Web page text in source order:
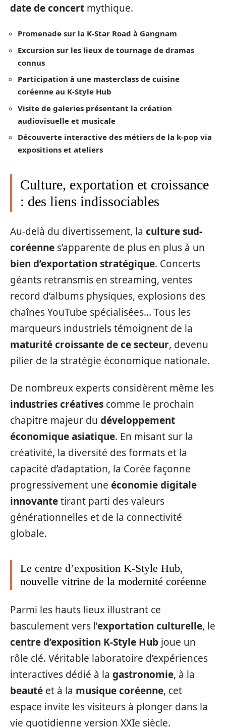
date de concert mythique.
Promenade sur la K-Star Road à Gangnam
Excursion sur les lieux de tournage de dramas
connus
Participation à une masterclass de cuisine
coréenne au K-Style Hub
Visite de galeries présentant la création
audiovisuelle et musicale
Découverte interactive des métiers de la k-pop via
expositions et ateliers
Culture, exportation et croissance
: des liens indissociables
Au-delà du divertissement, la culture sud-
coréenne s’apparente de plus en plus à un
bien d’exportation stratégique. Concerts
géants retransmis en streaming, ventes
record d’albums physiques, explosions des
chaînes YouTube spécialisées… Tous les
marqueurs industriels témoignent de la
maturité croissante de ce secteur, devenu
pilier de la stratégie économique nationale.
De nombreux experts considèrent même les
industries créatives comme le prochain
chapitre majeur du développement
économique asiatique. En misant sur la
créativité, la diversité des formats et la
capacité d’adaptation, la Corée façonne
progressivement une économie digitale
innovantetirant parti des valeurs
générationnelles et de la connectivité
globale.
Le centre d’exposition K-Style Hub,
nouvelle vitrine de la modernité coréenne
Parmi les hauts lieux illustrant ce
basculement vers l’exportation culturelle, le
centre d’exposition K-Style Hub joue un
rôle clé. Véritable laboratoire d’expériences
interactives dédié à la gastronomie, à la
beauté et à la musique coréenne, cet
espace invite les visiteurs à plonger dans la
vie quotidienne version XXIe siècle.